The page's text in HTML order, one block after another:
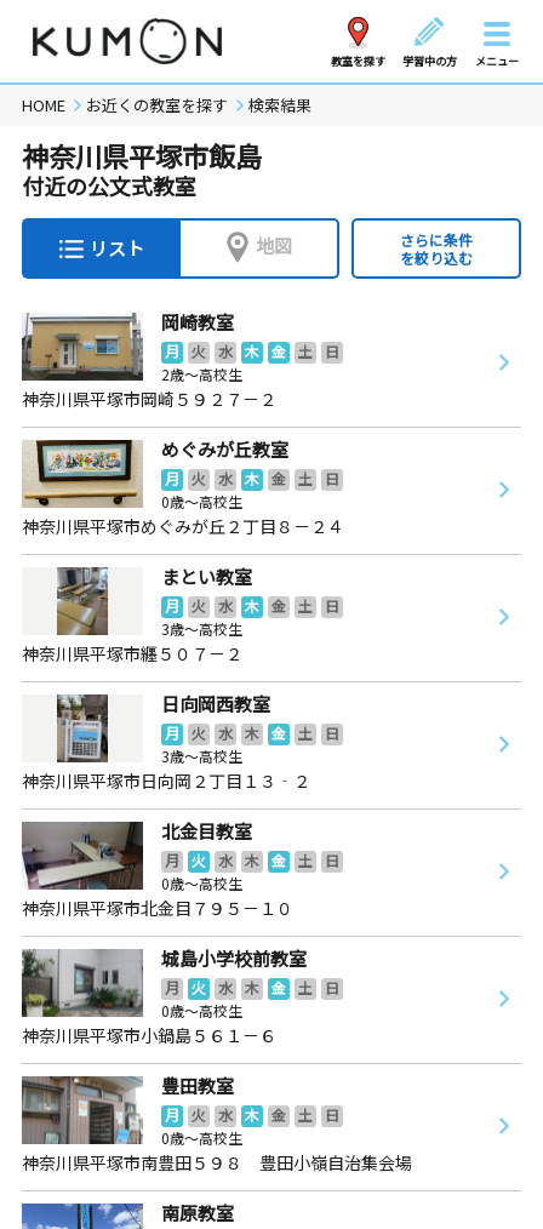
教室を探す 学習中の方 メニュー
HOME お近くの教室を探す 検索結果
神奈川県平塚市飯島
付近の公文式教室
リスト 地図
さらに条件
を絞り込む
岡崎教室
月 火 水 木 金 土
日
2歳～高校生
神奈川県平塚市岡崎５９２７－２
めぐみが丘教室
月 火 水 木 金 土
日
0歳～高校生
神奈川県平塚市めぐみが丘２丁目８－２４
まとい教室
月 火 水 木 金 土
日
3歳～高校生
神奈川県平塚市纒５０７－２
日向岡西教室
月 火 水 木 金 土
日
3歳～高校生
神奈川県平塚市日向岡２丁目１３‐２
北金目教室
月 火 水 木 金 土
日
0歳～高校生
神奈川県平塚市北金目７９５－１０
城島小学校前教室
月 火 水 木 金 土
日
0歳～高校生
神奈川県平塚市小鍋島５６１－６
豊田教室
月 火 水 木 金 土
日
0歳～高校生
神奈川県平塚市南豊田５９８ 豊田小嶺自治集会場
南原教室